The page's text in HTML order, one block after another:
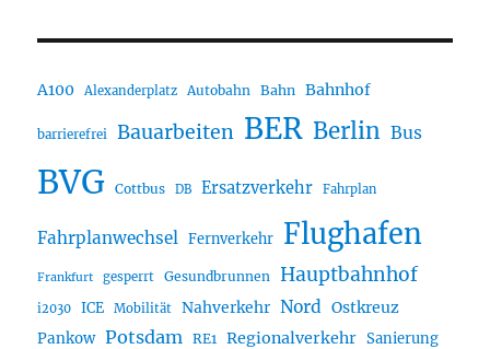
A100 Alexanderplatz Autobahn Bahn Bahnhof
barrierefrei Bauarbeiten BER Berlin Bus
BVG Cottbus DB Ersatzverkehr Fahrplan
Fahrplanwechsel Fernverkehr Flughafen
Frankfurt gesperrt Gesundbrunnen Hauptbahnhof
i2030 ICE Mobilität Nahverkehr Nord Ostkreuz
Pankow Potsdam RE1 Regionalverkehr Sanierung